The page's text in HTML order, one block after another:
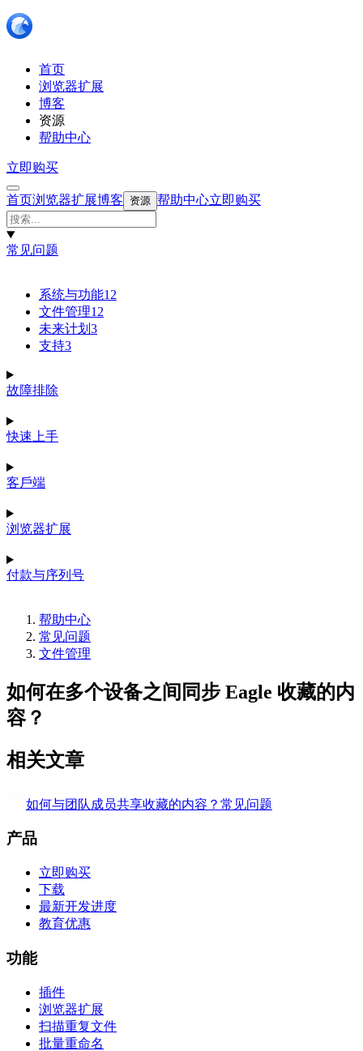
首页
浏览器扩展
博客
资源
帮助中心
立即购买
首页浏览器扩展博客 资源 帮助中心立即购买
常见问题
系统与功能12
文件管理12
未来计划 3
支持3
故障排除
快速上手
客戶端
浏览器扩展
付款与序列号
帮助中心
常见问题
文件管理
如何在多个设备之间同步 Eagle 收藏的内
容？
相关文章
如何与团队成员共享收藏的内容？ 常见问题
产品
立即购买
下载
最新开发进度
教育优惠
功能
插件
浏览器扩展
扫描重复文件
批量重命名